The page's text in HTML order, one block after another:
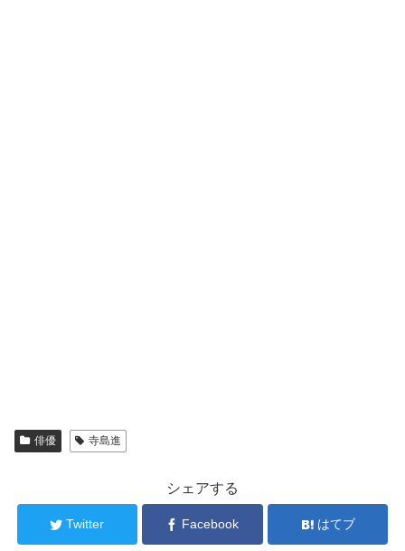
俳優 寺島進
シェアする
Twitter Facebook はてブ